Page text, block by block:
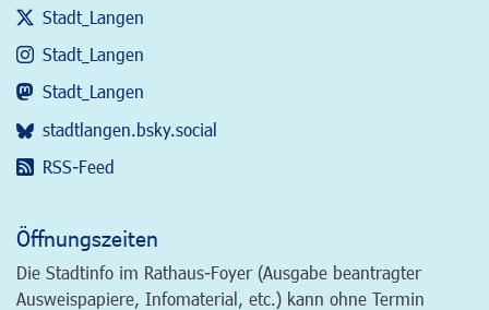
Stadt_Langen
Stadt_Langen
Stadt_Langen
stadtlangen.bsky.social
RSS-Feed
Öffnungszeiten
Die Stadtinfo im Rathaus-Foyer (Ausgabe beantragter
Ausweispapiere, Infomaterial, etc.) kann ohne Termin